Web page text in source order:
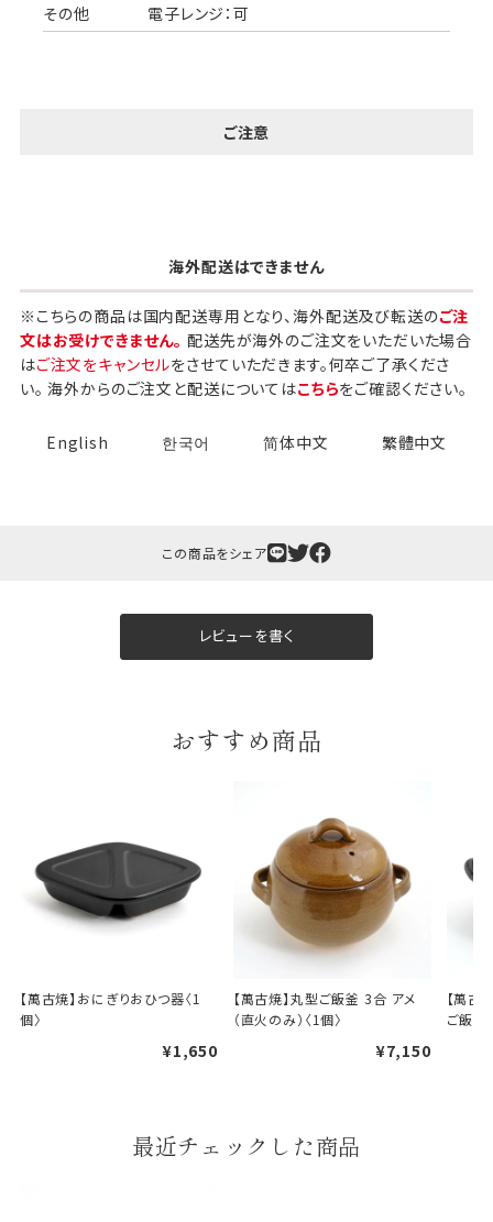
ギフト包装について
斗（のし）掛け・ギフト包装・手提げ袋を無料サービス
しております。
包装紙について
A.一般的なギフトに使用する包装紙です。
B.婚礼や出産、長寿祝などに使用する包装紙です。
B
その他
電子レンジ：可
ご注意
海外配送はできません
※こちらの商品は国内配送専用となり、海外配送及び転送のご注
文はお受けできません。 配送先が海外のご注文をいただいた場合
はご注文をキャンセルをさせていただきます。何卒ご了承くださ
い。 海外からのご注文と配送についてはこちらをご確認ください。
English 한국어 简体中文 繁體中文
この商品をシェア
レビューを書く
おすすめ商品
【萬古焼】おにぎりおひつ器〈1
個〉
¥1,650
【萬古焼】丸型ご飯釜 3合 アメ
（直火のみ）〈1個〉
¥7,150
【萬古
ご飯釜
最近チェックした商品